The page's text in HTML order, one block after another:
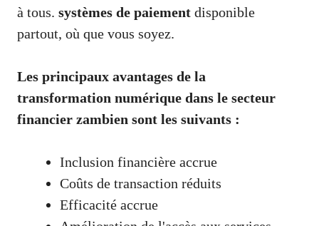
à tous. systèmes de paiement disponible
partout, où que vous soyez.
Les principaux avantages de la
transformation numérique dans le secteur
financier zambien sont les suivants :
Inclusion financière accrue
Coûts de transaction réduits
Efficacité accrue